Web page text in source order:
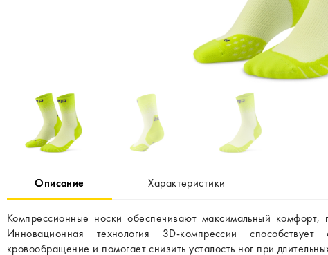
Описание Характеристики
Компрессионные носки обеспечивают максимальный
Инновационная технология 3D-компрессии
кровообращение и помогает снизить усталость ног при